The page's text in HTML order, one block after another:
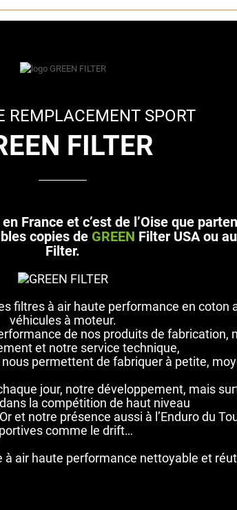
REMPLACEMENT SPORT
FILTER
France et c’est de l’Oise que
copies de GREEN Filter USA ou
Filter.
filtres à air haute performance en coton
véhicules à moteur.
de nos produits de fabrication,
et notre service technique,
permettent de fabriquer à petite,
jour, notre développement, mais
la compétition de haut niveau
et notre présence aussi à l’Enduro du
comme le drift…
air haute performance nettoyable et